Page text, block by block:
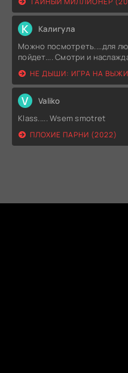
К Калигула
Можно посмотреть....для
пойдет.... Смотри и
НЕ ДЫШИ: ИГРА НА
V Valiko
Klass..... Wsem smotret
ПЛОХИЕ ПАРНИ (2022)